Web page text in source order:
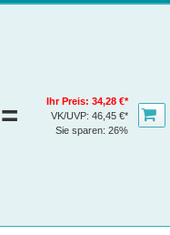
= Ihr Preis:34,28 €*
VK/UVP:46,45 €*
Sie sparen:26%